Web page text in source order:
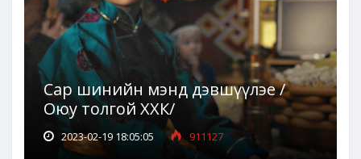
Сар шинийн мэнд дэвшүүлэе /
Оюу толгой ХХК/
2023-02-19 18:05:05 911127